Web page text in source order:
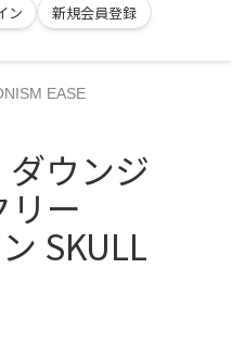
ン 新規会員登録
EASE
ウンジ
ー
SKULL